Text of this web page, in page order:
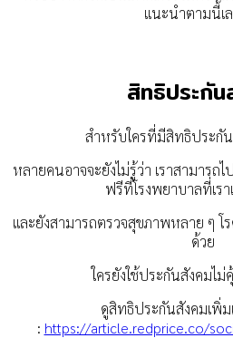
แนะนำตามนี้เ
สิทธิประกั
สำหรับใครที่มีสิทธิประกั
หลายคนอาจจะยังไม่รู้ว่า เราสามารถ
ฟรีที่โรงพยาบาลที่เรา
และยังสามารถตรวจสุขภาพหลาย ๆ โ
ด้วย
ใครยังใช้ประกันสังคมไม่
ดูสิทธิประกันสังคมเพิ่ม
: https://article.redprice.co/